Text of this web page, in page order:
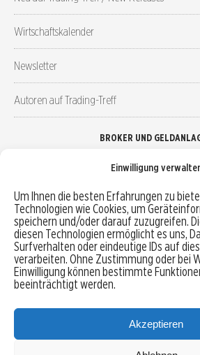
Einwilligung
Um Ihnen die besten Erfahrungen zu
Technologien wie Cookies, um
speichern und/oder darauf zuzugreifen.
diesen Technologien ermöglicht es uns,
Surfverhalten oder eindeutige IDs auf
verarbeiten. Ohne Zustimmung oder bei
Einwilligung können bestimmte
beeinträchtigt werden.
Akzeptieren
Wirtschaftskalender
Newsletter
Autoren auf Trading-Treff
BROKER UND
Robo-Advisor vergleichen
Depotvergleich
Festgeld vergleichen
Tagesgeld vergleichen